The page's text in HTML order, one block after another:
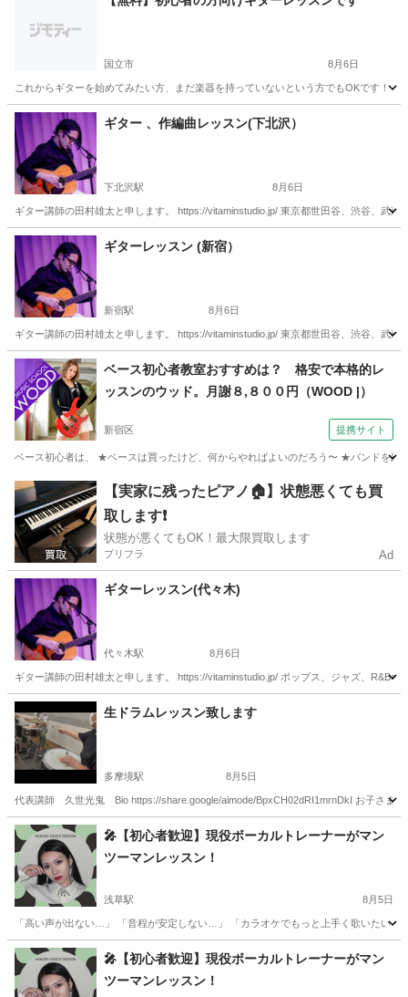
国立市 8月6日
これからギターを始めてみたい方、まだ楽器を持っていないという方でもOKです！
東京 国立市 ギター 初心者
ギター 、作編曲レッスン(下北沢）
下北沢駅 8月6日
ギター講師の田村雄太と申します。 https://vitaminstudio.jp/ 東京都世田谷、渋谷、武
東京 世田谷区 ギター
ギターレッスン (新宿）
新宿駅 8月6日
ギター講師の田村雄太と申します。 https://vitaminstudio.jp/ 東京都世田谷、渋谷、武
東京 新宿区 新宿駅 ギター 作編曲
ベース初心者教室おすすめは？ 格安で本格的レ
ッスンのウッド。月謝８,８００円（WOOD |）
新宿区 提携サイト
ベース初心者は、 ★ベースは買ったけど、何からやればよいのだろう〜 ★バンドを
東京 新宿区 ベース
【実家に残ったピアノ🏠】状態悪くても買
取します❗️
状態が悪くてもOK！最大限買取します
プリフラ Ad
ギターレッスン(代々木)
代々木駅 8月6日
ギター講師の田村雄太と申します。 https://vitaminstudio.jp/ ポップス、ジャズ、R&B
東京 渋谷区 代々木駅 スタジオ
生ドラムレッスン致します
多摩境駅 8月5日
代表講師 久世光鬼 Bio https://share.google/aimode/BpxCH02dRI1mrnDkI お子さま
東京 八王子市 多摩境駅 ドラム 夏休み
🎤【初心者歓迎】現役ボーカルトレーナーがマン
ツーマンレッスン！
浅草駅 8月5日
「高い声が出ない…」 「音程が安定しない…」 「カラオケでもっと上手く歌いたい
東京 台東区 浅草駅 ボーカル レッスン
🎤【初心者歓迎】現役ボーカルトレーナーがマン
ツーマンレッスン！